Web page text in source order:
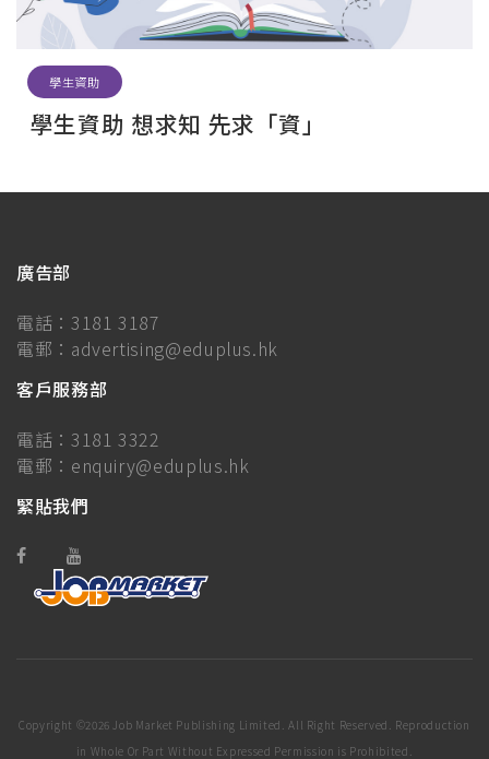
學生資助
學生資助 想求知 先求「資」
廣告部
電話： 3181 3187
電郵： advertising@eduplus.hk
客戶服務部
電話： 3181 3322
電郵： enquiry@eduplus.hk
緊貼我們
Copyright ©2026 Job Market Publishing Limited. All Right Reserved. Reproduction
in Whole Or Part Without Expressed Permission is Prohibited.